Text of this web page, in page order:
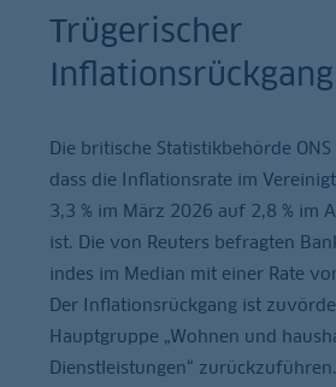
Trügerischer
Inflationsrückgang
Die britische Statistikbehörde
dass die Inflationsrate im
3,3 % im März 2026 auf 2,8 % im
ist. Die von Reuters befragten
indes im Median mit einer Rate
Der Inflationsrückgang ist
Hauptgruppe „Wohnen und
Dienstleistungen“